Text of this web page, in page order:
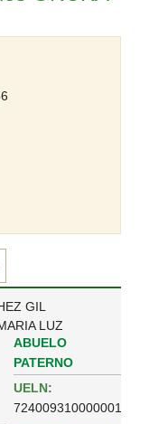
GIL
LUZ
ABUELO
PATERNO
UELN:
724009310000001